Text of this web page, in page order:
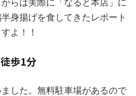
身揚げを食してきたレポート
よ！！
歩1分
した。無料駐車場があるので